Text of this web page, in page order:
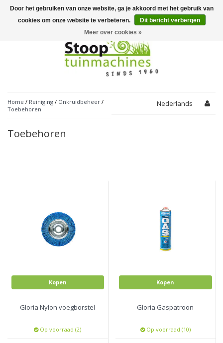
Toggle
navigation
Home / Reiniging / Onkruidbeheer /
Toebehoren
Nederlands
Toebehoren
Kopen
Gloria Nylon voegborstel
Op voorraad (2)
Kopen
Gloria Gaspatroon
Op voorraad (10)
Door het gebruiken van onze website, ga je akkoord met het gebruik van
cookies om onze website te verbeteren.
Dit bericht verbergen
Meer over cookies »